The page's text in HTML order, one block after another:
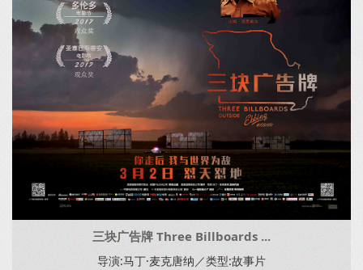
三块广告牌 Three Billboards ...
导演:马丁·麦克唐纳／类型:故事片